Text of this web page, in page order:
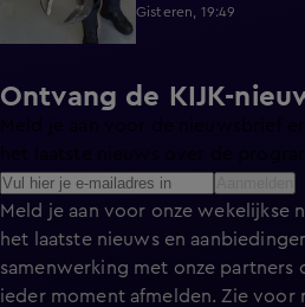
Gisteren, 19:49
Ontvang de KIJK-
Meld je aan voor de nieuwsbrief
Meld je aan voor onze wekelijkse
het laatste nieuws en
samenwerking met onze partners
ieder moment afmelden. Zie voor